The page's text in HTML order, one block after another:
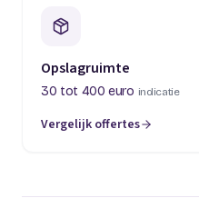
Opslagruimte
30 tot 400 euro indicatie
Vergelijk offertes
(opent in een nieuw tabblad)